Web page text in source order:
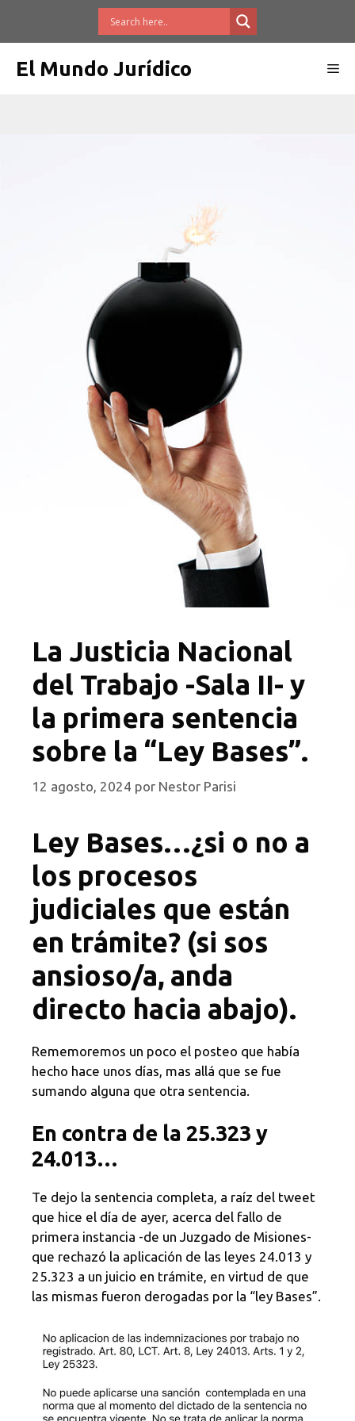
El Mundo Jurídico
La Justicia Nacional
del Trabajo -Sala II- y
la primera sentencia
sobre la “Ley Bases”.
12 agosto, 2024 por Nestor Parisi
Ley Bases…¿si o no a
los procesos
judiciales que están
en trámite? (si sos
ansioso/a, anda
directo hacia abajo).
Rememoremos un poco el posteo que había
hecho hace unos días, mas allá que se fue
sumando alguna que otra sentencia.
En contra de la 25.323 y
24.013…
Te dejo la sentencia completa, a raíz del tweet
que hice el día de ayer, acerca del fallo de
primera instancia -de un Juzgado de Misiones-
que rechazó la aplicación de las leyes 24.013 y
25.323 a un juicio en trámite, en virtud de que
las mismas fueron derogadas por la “ley Bases”.